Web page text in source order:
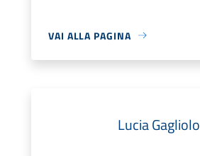
VAI ALLA PAGINA
Lucia Gagliolo